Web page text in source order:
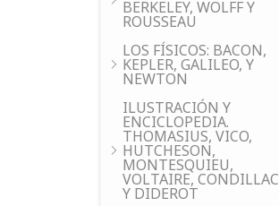
BERKELEY, WOLFF Y
ROUSSEAU
LOS FÍSICOS: BACON,
KEPLER, GALILEO, Y
NEWTON
ILUSTRACIÓN Y
ENCICLOPEDIA.
THOMASIUS, VICO,
HUTCHESON,
MONTESQUIEU,
VOLTAIRE, CONDILLAC
Y DIDEROT